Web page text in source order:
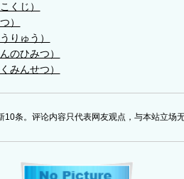
くじ）
）
りゅう）
のひみつ）
みんせつ）
10条。评论内容只代表网友观点，与本站立场